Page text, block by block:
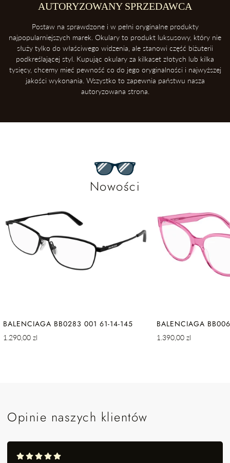
AUTORYZOWANY SPRZEDAWCA
Postaw na sprawdzone i w pełni oryginalne produkty
najpopularniejszych marek. Okulary to produkt luksusowy, który nie
służy tylko do właściwego widzenia, ale stanowi część biżuterii
podkreślającej styl. Kupując okulary za kilkaset złotych lub kilka
tysięcy, chcemy mieć pewność co do jego oryginalności i najwyższej
jakości wykonania. Wszystko to zapewnia państwu nasza
autoryzowana strona.
Nowości
BALENCIAGA BB0283 001 61-14-145
Cena
1.290,00 zl
BALENCIAGA
Cena
1.390,00 zl
Opinie naszych klientów